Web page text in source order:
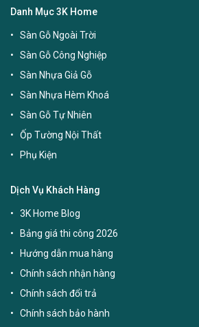
Danh Mục 3K Home
Sàn Gỗ Ngoài Trời
Sàn Gỗ Công Nghiệp
Sàn Nhựa Giả Gỗ
Sàn Nhựa Hèm Khoá
Sàn Gỗ Tự Nhiên
Ốp Tường Nội Thất
Phụ Kiện
Dịch Vụ Khách Hàng
3K Home Blog
Bảng giá thi công 2026
Hướng dẫn mua hàng
Chính sách nhận hàng
Chính sách đổi trả
Chính sách bảo hành